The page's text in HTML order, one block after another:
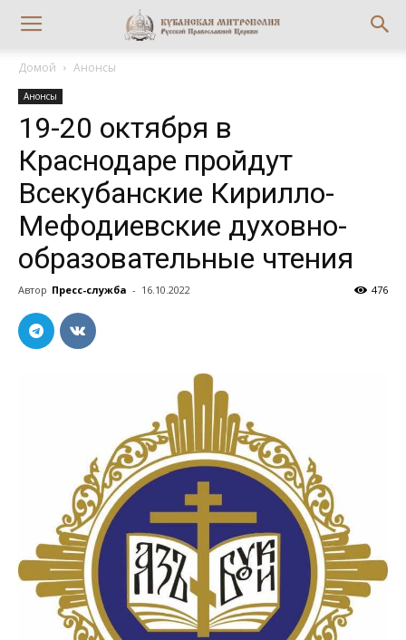
Домой Анонсы
Анонсы
19-20 октября в
Краснодаре пройдут
Всекубанские Кирилло-
Мефодиевские духовно-
образовательные чтения
Автор Пресс-служба - 16.10.2022 476